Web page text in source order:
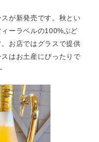
が新発売です。秋とい
ーラベルの100%ぶど
お店ではグラスで提供
はお土産にぴったりで